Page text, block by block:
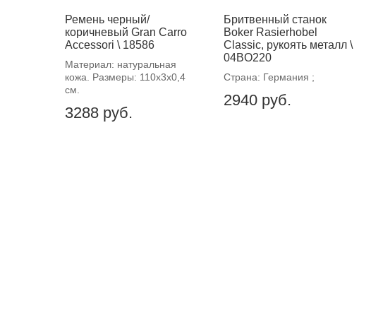
Ремень черный/
коричневый Gran Carro
Accessori \ 18586
Материал: натуральная
кожа. Размеры: 110х3х0,4
см.
3288 руб.
Бритвенный станок
Boker Rasierhobel
Classic, рукоять металл \
04BO220
Страна: Германия ;
2940 руб.